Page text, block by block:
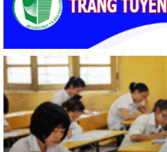
Phường Xuân Trường – Đà Lạt: trang bị kiến thức, kỹ năng
phòng, chống đuối nước và sơ
Đẩy mạnh truyền thông về giáo dục nghề nghiệp trong toàn
ngành năm 2026
Từ khát vọng dân giàu, nước mạnh đến lý luận kinh tế thị
trường định hướng XHCN trong kỷ
định tư tưởng Hồ Chí Minh, đấu